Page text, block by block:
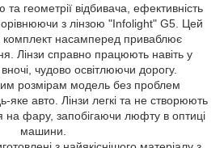
геометрії відбивача, ефективність
з лінзою "Infolight" G5. Цей
комплект насамперед приваблює
Лінзи справно працюють навіть у
чудово освітлюючи дорогу.
розмірам модель без проблем
яке авто. Лінзи легкі та не створюють
на фару, запобігаючи люфту в оптиці
машини.